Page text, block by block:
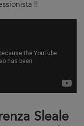
!!
Sleale